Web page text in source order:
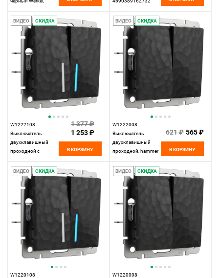
ВИДЕО СКИДКА
W1222108
Выключатель
двухклавишный
проходной с
черный Werkel,
4690389162640
1 377 ₽
1 253 ₽
В КОРЗИНУ
ВИДЕО СКИДКА
W1222008
Выключатель
двухклавишный
проходной, hammer
4690389162473
621 ₽ 565 ₽
В КОРЗИНУ
ВИДЕО СКИДКА
W1220108
ВИДЕО СКИДКА
W1220008